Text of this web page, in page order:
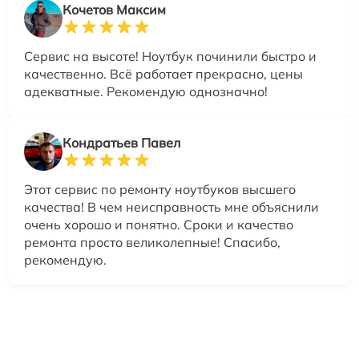
Кочетов Максим
Сервис на высоте! Ноутбук починили быстро и
качественно. Всё работает прекрасно, цены
адекватные. Рекомендую однозначно!
Кондратьев Павел
Этот сервис по ремонту ноутбуков высшего
качества! В чем неисправность мне объяснили
очень хорошо и понятно. Сроки и качество
ремонта просто великолепные! Спасибо,
рекомендую.